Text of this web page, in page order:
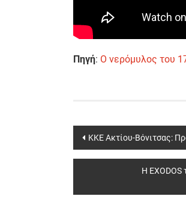
Πηγή: Ο νερόμυλος του
Post
navigation
ΚΚΕ Ακτίου-Βόνιτσας:
Η EXODOS